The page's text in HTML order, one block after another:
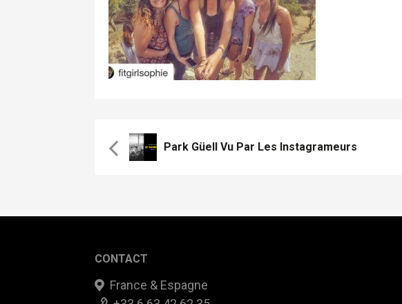
Park Güell Vu Par Les Instagrameurs
CONTACT
France & Espagne